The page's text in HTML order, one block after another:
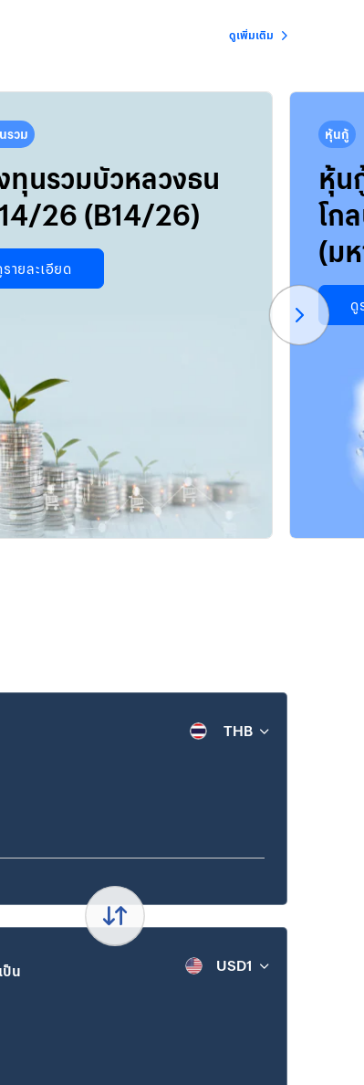
ดูเพิ่มเติม
รวม
ทุนรวมบัวหลวงธน
26 (B14/26)
ายละเอียด
หุ้นกู้
หุ้น
โก
(ม
ดู
THB
ป็น USD1
เจ้าอยู่หัว
ทริป... ให้ชีวิต Smart กว่าที่เคย”